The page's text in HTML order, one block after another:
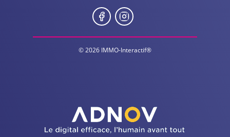
© 2026 IMMO-Interactif®